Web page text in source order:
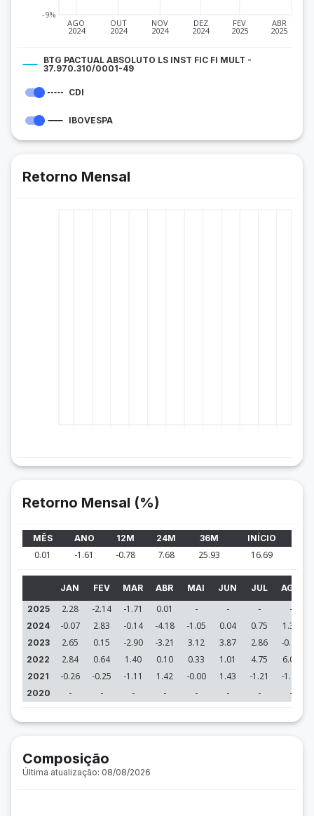
AGO
2024
OUT
2024
NOV
2024
DEZ
2024
FEV
2025
ABR
2025
-9%
BTG PACTUAL ABSOLUTO LS INST FIC FI MULT -
37.970.310/0001-49
CDI
IBOVESPA
Retorno Mensal
Retorno Mensal (%)
MÊS ANO 12M 24M 36M INÍCIO
0.01 -1.61 -0.78 7.68 25.93 16.69
JAN FEV MAR ABR MAI JUN JUL AGO
2025
2.28 -2.14 -1.71 0.01 - - - -
2024 -0.07 2.83 -0.14 -4.18 -1.05 0.04 0.75 1.39
2023 2.65 0.15 -2.90 -3.21 3.12 3.87 2.86 -0.82
2022 2.84 0.64 1.40 0.10 0.33 1.01 4.75 6.03
2021 -0.26 -0.25 -1.11 1.42 -0.00 1.43 -1.21 -1.75
2020 - - - - - - - -
Composição
Última atualização: 08/08/2026